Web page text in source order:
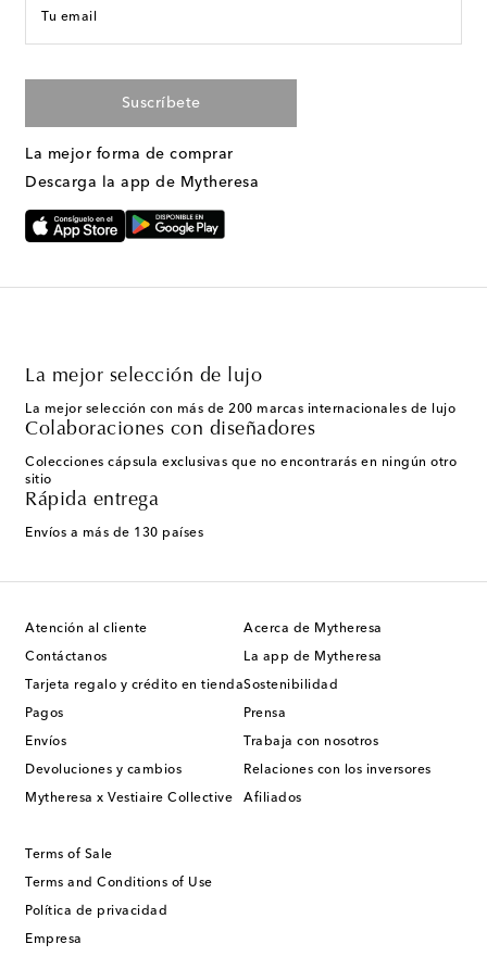
Tu email
Suscríbete
La mejor forma de comprar
Descarga la app de Mytheresa
La mejor selección de lujo
La mejor selección con más de 200 marcas internacionales de lujo
Colaboraciones con diseñadores
Colecciones cápsula exclusivas que no encontrarás en ningún otro
sitio
Rápida entrega
Envíos a más de 130 países
Atención al cliente
Contáctanos
Tarjeta regalo y crédito en tienda
Pagos
Envíos
Devoluciones y cambios
Mytheresa x Vestiaire Collective
Acerca de Mytheresa
La app de Mytheresa
Sostenibilidad
Prensa
Trabaja con nosotros
Relaciones con los inversores
Afiliados
Terms of Sale
Terms and Conditions of Use
Política de privacidad
Empresa